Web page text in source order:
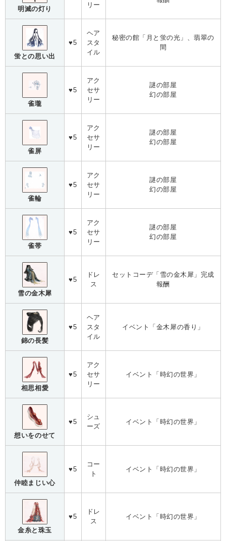
明滅の灯り
リー
蛍との思い出
♥5
ヘア
スタ
イル
秘密の館「月と蛍の光」、翡翠の
間
雀瓏
♥5
アク
セサ
リー
謎の部屋
幻の部屋
雀屏
♥5
アク
セサ
リー
謎の部屋
幻の部屋
雀輪
♥5
アク
セサ
リー
謎の部屋
幻の部屋
雀帯
♥5
アク
セサ
リー
謎の部屋
幻の部屋
雪の金木犀
♥5
ドレ
ス
セットコーデ「雪の金木犀」完成
報酬
錦の長髪
♥5
ヘア
スタ
イル
イベント「金木犀の香り」
相思相愛
♥5
アク
セサ
リー
イベント「時幻の世界」
想いをのせて
♥5
シュ
ーズ
イベント「時幻の世界」
仲睦まじい心
♥5
コー
ト
イベント「時幻の世界」
金糸と珠玉
♥5
ドレ
ス
イベント「時幻の世界」